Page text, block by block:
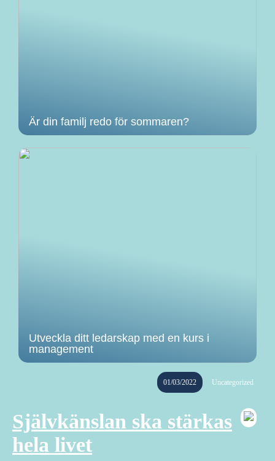
Är din familj redo för sommaren?
Utveckla ditt ledarskap med en kurs i
management
01/03/2022 Uncategorized
Självkänslan ska stärkas
hela livet